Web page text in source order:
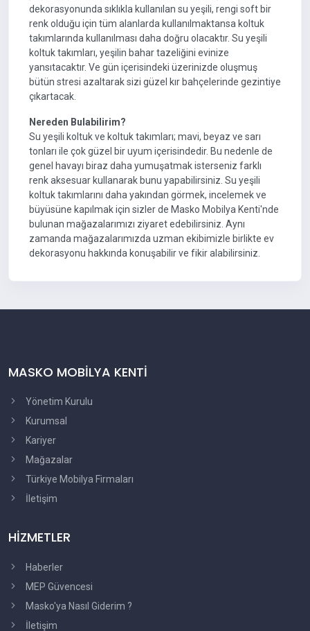
dekorasyonunda sıklıkla kullanılan su yeşili, rengi soft bir
renk olduğu için tüm alanlarda kullanılmaktansa koltuk
takımlarında kullanılması daha doğru olacaktır. Su yeşili
koltuk takımları, yeşilin bahar tazeliğini evinize
yansıtacaktır. Ve gün içerisindeki üzerinizde oluşmuş
bütün stresi azaltarak sizi güzel kır bahçelerinde gezintiye
çıkartacak.
Nereden Bulabilirim?
Su yeşili koltuk ve koltuk takımları; mavi, beyaz ve sarı
tonları ile çok güzel bir uyum içerisindedir. Bu nedenle de
genel havayı biraz daha yumuşatmak isterseniz farklı
renk aksesuar kullanarak bunu yapabilirsiniz. Su yeşili
koltuk takımlarını daha yakından görmek, incelemek ve
büyüsüne kapılmak için sizler de Masko Mobilya Kenti'nde
bulunan mağazalarımızı ziyaret edebilirsiniz. Aynı
zamanda mağazalarımızda uzman ekibimizle birlikte ev
dekorasyonu hakkında konuşabilir ve fikir alabilirsiniz.
MASKO MOBİLYA KENTİ
Yönetim Kurulu
Kurumsal
Kariyer
Mağazalar
Türkiye Mobilya Firmaları
İletişim
HİZMETLER
Haberler
MEP Güvencesi
Masko'ya Nasıl Giderim ?
İletişim